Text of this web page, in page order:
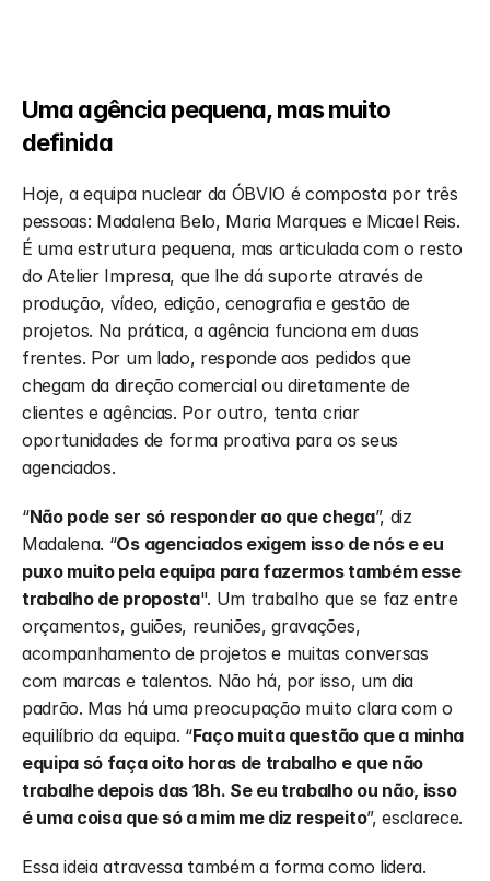
Uma agência pequena, mas muito
definida
Hoje, a equipa nuclear da ÓBVIO é composta por três
pessoas: Madalena Belo, Maria Marques e Micael Reis.
É uma estrutura pequena, mas articulada com o resto
do Atelier Impresa, que lhe dá suporte através de
produção, vídeo, edição, cenografia e gestão de
projetos. Na prática, a agência funciona em duas
frentes. Por um lado, responde aos pedidos que
chegam da direção comercial ou diretamente de
clientes e agências. Por outro, tenta criar
oportunidades de forma proativa para os seus
agenciados.
“Não pode ser só responder ao que chega”, diz
Madalena. “Os agenciados exigem isso de nós e eu
puxo muito pela equipa para fazermos também esse
trabalho de proposta". Um trabalho que se faz entre
orçamentos, guiões, reuniões, gravações,
acompanhamento de projetos e muitas conversas
com marcas e talentos. Não há, por isso, um dia
padrão. Mas há uma preocupação muito clara com o
equilíbrio da equipa. “Faço muita questão que a minha
equipa só faça oito horas de trabalho e que não
trabalhe depois das 18h. Se eu trabalho ou não, isso
é uma coisa que só a mim me diz respeito”, esclarece.
Essa ideia atravessa também a forma como lidera.